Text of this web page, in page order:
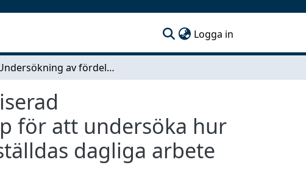
Logga in
Undersökning av fördelarna med en automatiserad blästringsprocess: Framtagning av en prototyp för att undersöka hur en automatisk blästringsprocess påverkar anställdas dagliga arbete
för att undersöka hur
dagliga arbete